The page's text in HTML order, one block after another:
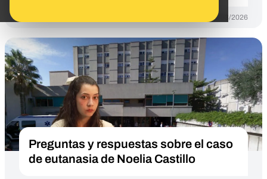
19/03/2026
Preguntas y respuestas sobre el caso
de eutanasia de Noelia Castillo